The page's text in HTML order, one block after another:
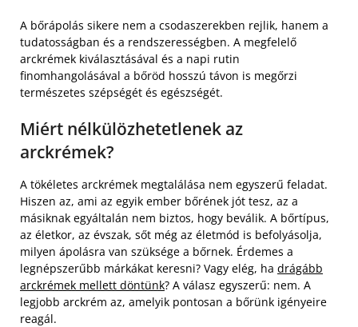
A bőrápolás sikere nem a csodaszerekben rejlik, hanem a
tudatosságban és a rendszerességben. A megfelelő
arckrémek kiválasztásával és a napi rutin
finomhangolásával a bőröd hosszú távon is megőrzi
természetes szépségét és egészségét.
Miért nélkülözhetetlenek az
arckrémek?
A tökéletes arckrémek megtalálása nem egyszerű feladat.
Hiszen az, ami az egyik ember bőrének jót tesz, az a
másiknak egyáltalán nem biztos, hogy beválik. A bőrtípus,
az életkor, az évszak, sőt még az életmód is befolyásolja,
milyen ápolásra van szüksége a bőrnek. Érdemes a
legnépszerűbb márkákat keresni? Vagy elég, ha drágább
arckrémek mellett döntünk? A válasz egyszerű: nem. A
legjobb arckrém az, amelyik pontosan a bőrünk igényeire
reagál.